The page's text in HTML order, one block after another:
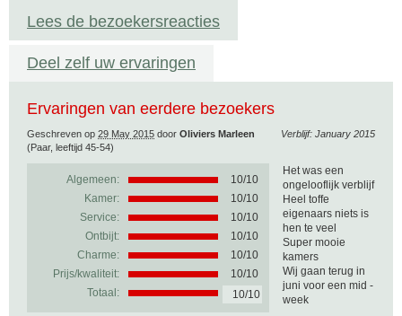
Lees de bezoekersreacties
Deel zelf uw ervaringen
Ervaringen van eerdere bezoekers
Verblijf: January 2015
Geschreven op 29 May 2015 door Oliviers Marleen
(Paar, leeftijd 45-54)
Algemeen: 10/10
Kamer:
10/10
Service:
10/10
Ontbijt:
10/10
Charme:
10/10
Prijs/kwaliteit:
10/10
Totaal:
10/10
Het was een
ongelooflijk verblijf
Heel toffe
eigenaars niets is
hen te veel
Super mooie
kamers
Wij gaan terug in
juni voor een mid -
week